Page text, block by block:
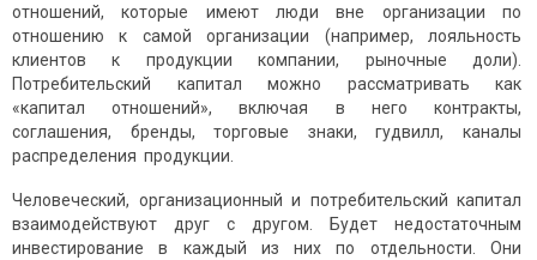
отношений, которые имеют люди вне организации по
отношению к самой организации (например, лояльность
клиентов к продукции компании, рыночные доли).
Потребительский капитал можно рассматривать как
«капитал отношений», включая в него контракты,
соглашения, бренды, торговые знаки, гудвилл, каналы
распределения продукции.
Человеческий, организационный и потребительский капитал
взаимодействуют друг с другом. Будет недостаточным
инвестирование в каждый из них по отдельности. Они